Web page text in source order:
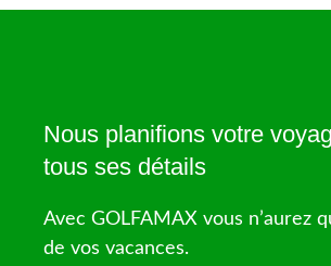
Nous planifions votre
tous ses détails
Avec GOLFAMAX vous n’aurez
de vos vacances.